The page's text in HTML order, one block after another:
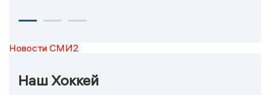
Новости СМИ2
Наш Хоккей